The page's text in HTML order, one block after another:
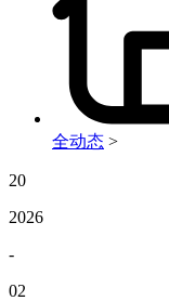
全动态 >
20
2026
-
02